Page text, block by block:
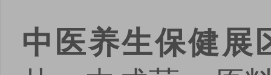
中医养生保健展